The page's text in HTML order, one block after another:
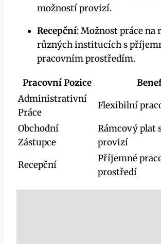
možností provizí.
Recepční: Možnost práce na
různých institucích s
pracovním prostředím.
Pracovní Pozice
Administrativní
Práce
Flexibilní
Obchodní
Zástupce
Rámcový plat
provizí
Recepční
Příjemné
prostředí